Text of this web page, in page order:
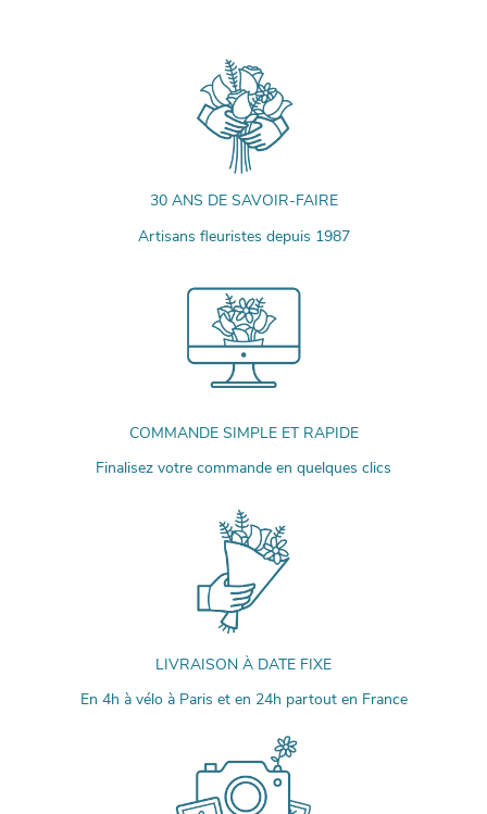
30 ANS DE SAVOIR-FAIRE
Artisans fleuristes depuis 1987
COMMANDE SIMPLE ET RAPIDE
Finalisez votre commande en quelques clics
LIVRAISON À DATE FIXE
En 4h à vélo à Paris et en 24h partout en France